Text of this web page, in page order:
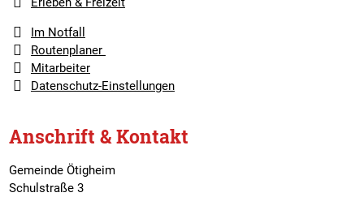
Im Notfall
Routenplaner
Mitarbeiter
Datenschutz-Einstellungen
Anschrift & Kontakt
Gemeinde Ötigheim
Schulstraße 3